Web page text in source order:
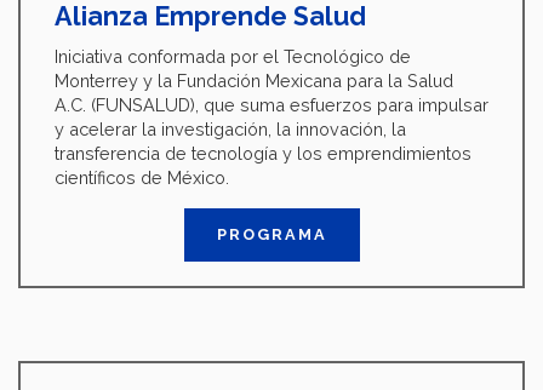
Alianza Emprende Salud
Iniciativa conformada por el Tecnológico de
Monterrey y la Fundación Mexicana para la Salud
A.C. (FUNSALUD), que suma esfuerzos para impulsar
y acelerar la investigación, la innovación, la
transferencia de tecnología y los emprendimientos
científicos de México.
PROGRAMA